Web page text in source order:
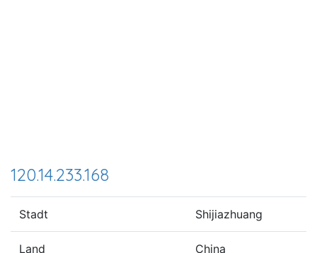
120.14.233.168
Stadt Shijiazhuang
Land China